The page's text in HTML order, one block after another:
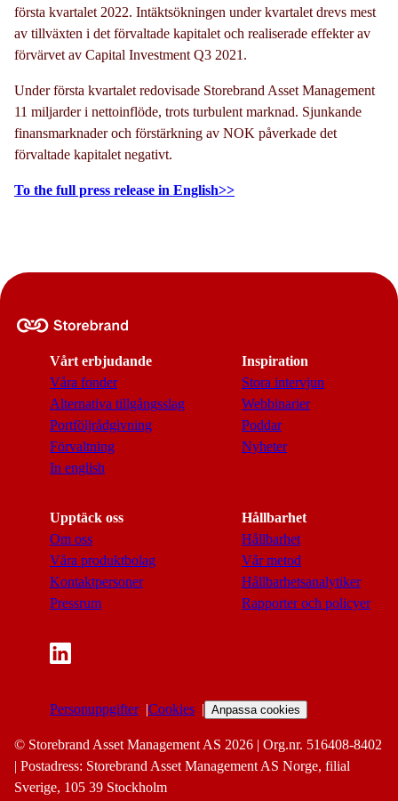
första kvartalet 2022. Intäktsökningen under kvartalet drevs mest
av tillväxten i det förvaltade kapitalet och realiserade effekter av
förvärvet av Capital Investment Q3 2021.
Under första kvartalet redovisade Storebrand Asset Management
11 miljarder i nettoinflöde, trots turbulent marknad. Sjunkande
finansmarknader och förstärkning av NOK påverkade det
förvaltade kapitalet negativt.
To the full press release in English>>
Vårt erbjudande
Våra fonder
Alternativa tillgångsslag
Portföljrådgivning
Förvaltning
In english
Inspiration
Stora intervjun
Webbinarier
Poddar
Nyheter
Upptäck oss
Om oss
Våra produktbolag
Kontaktpersoner
Pressrum
Hållbarhet
Hållbarhet
Vår metod
Hållbarhetsanalytiker
Rapporter och policyer
Personuppgifter Cookies Anpassa cookies
© Storebrand Asset Management AS 2026 | Org.nr. 516408-8402
| Postadress: Storebrand Asset Management AS Norge, filial
Sverige, 105 39 Stockholm